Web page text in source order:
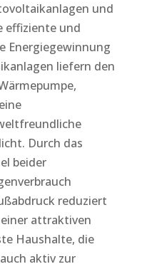
und
effiziente und
Energiegewinnung
liefern den
Durch das
beider
reduziert
attraktiven
Haushalte, die
aktiv zur